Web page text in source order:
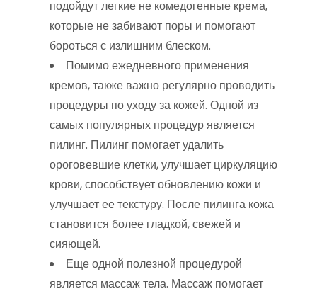
подойдут легкие не комедогенные крема,
которые не забивают поры и помогают
бороться с излишним блеском.
Помимо ежедневного применения
кремов, также важно регулярно проводить
процедуры по уходу за кожей. Одной из
самых популярных процедур является
пилинг. Пилинг помогает удалить
ороговевшие клетки, улучшает циркуляцию
крови, способствует обновлению кожи и
улучшает ее текстуру. После пилинга кожа
становится более гладкой, свежей и
сияющей.
Еще одной полезной процедурой
является массаж тела. Массаж помогает